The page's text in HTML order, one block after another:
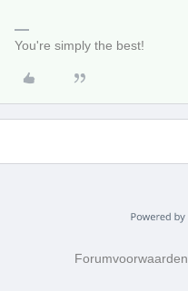
You're simply the best!
Forumvoorwaarden